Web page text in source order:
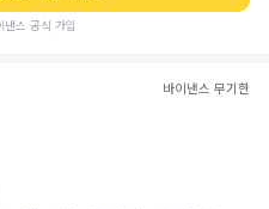
낸스 공식 가입
바이낸스 무기한